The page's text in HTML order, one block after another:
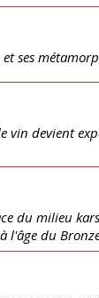
ses
vin devient
du milieu
du